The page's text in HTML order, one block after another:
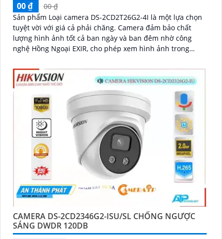
00 ₫
00 ₫
Sản phẩm Loại camera DS-2CD2T26G2-4I là một lựa chọn
tuyệt vời với giá cả phải chăng. Camera đảm bảo chất
lượng hình ảnh tốt cả ban ngày và ban đêm nhờ công
nghệ Hồng Ngoại EXIR, cho phép xem hình ảnh trong
CAMERA DS-2CD2346G2-ISU/SL CHỐNG NGƯỢC
SÁNG DWDR 120DB